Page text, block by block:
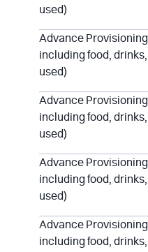
used)
Advance
including food,
used)
Advance
including food,
used)
Advance
including food,
used)
Advance
including food,